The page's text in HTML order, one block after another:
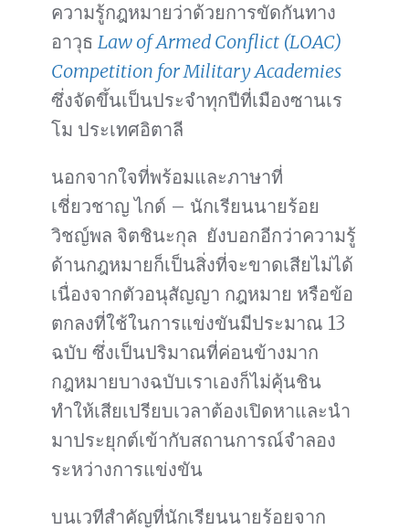
ความรู้กฎหมายว่าด้วยการขัดกันทาง
อาวุธ Law of Armed Conflict (LOAC)
Competition for Military Academies
ซึ่งจัดขึ้นเป็นประจำทุกปีที่เมืองซานเร
โม ประเทศอิตาลี
นอกจากใจที่พร้อมและภาษาที่
เชี่ยวชาญ ไกด์ – นักเรียนนายร้อย
วิชญ์พล จิตชินะกุล ยังบอกอีกว่าความรู้
ด้านกฎหมายก็เป็นสิ่งที่จะขาดเสียไม่ได้
เนื่องจากตัวอนุสัญญา กฎหมาย หรือข้อ
ตกลงที่ใช้ในการแข่งขันมีประมาณ 13
ฉบับ ซึ่งเป็นปริมาณที่ค่อนข้างมาก
กฎหมายบางฉบับเราเองก็ไม่คุ้นชิน
ทำให้เสียเปรียบเวลาต้องเปิดหาและนำ
มาประยุกต์เข้ากับสถานการณ์จำลอง
ระหว่างการแข่งขัน
บนเวทีสำคัญที่นักเรียนนายร้อยจาก